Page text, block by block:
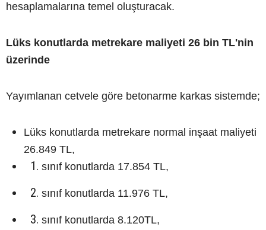
hesaplamalarına temel oluşturacak.
Lüks konutlarda metrekare maliyeti 26 bin TL'nin
üzerinde
Yayımlanan cetvele göre betonarme karkas sistemde;
Lüks konutlarda metrekare normal inşaat maliyeti
26.849 TL,
sınıf konutlarda 17.854 TL,
sınıf konutlarda 11.976 TL,
sınıf konutlarda 8.120TL,